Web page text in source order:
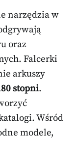
narzędzia w
oraz
Falcerki
arkuszy
stopni.
Wśród
modele,